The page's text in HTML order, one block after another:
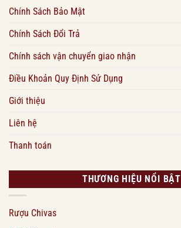
Chính Sách Bảo Mật
Chính Sách Đổi Trả
Chính sách vận chuyển giao nhận
Điều Khoản Quy Định Sử Dụng
Giới thiệu
Liên hệ
Thanh toán
THƯƠNG HIỆU NỔI BẬT
Rượu Chivas